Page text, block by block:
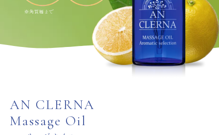
AN CLERNA
Massage Oil